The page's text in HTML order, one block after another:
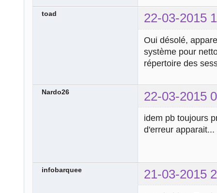
toad 22-03-2015
Oui désolé,
système pour
répertoire des
Nardo26 22-03-2015
idem pb toujours
d'erreur apparait...
infobarquee 21-03-2015